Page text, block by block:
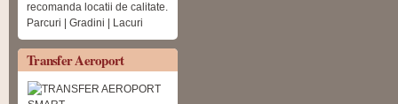
Parcuri | Gradini | Lacuri
Transfer Aeroport